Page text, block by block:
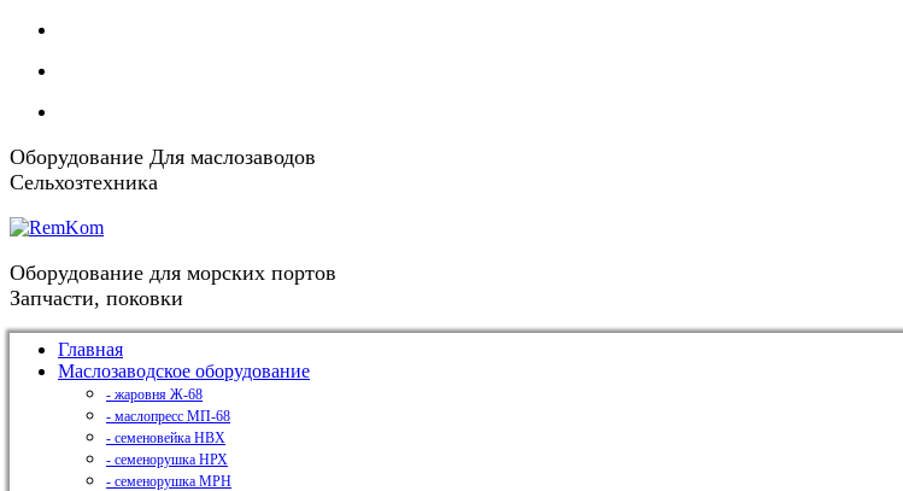
Оборудование Для маслозаводов
Сельхозтехника
Оборудование для морских портов
Запчасти, поковки
Главная
Маслозаводское оборудование
- жаровня Ж-68
- маслопресс МП-68
- семеновейка НВХ
- семенорушка НРХ
- семенорушка МРН